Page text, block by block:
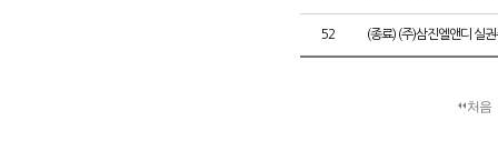
52 (종료) (주)삼진엘앤디 실
처음